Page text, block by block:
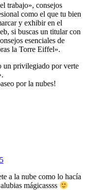
trabajo», consejos
como el que tu bien
y exhibir en el
si buscas un titular con
esenciales de
la Torre Eiffel».
un privilegiado por verte
por la nubes!
a la nube como lo hacía
mágicassss